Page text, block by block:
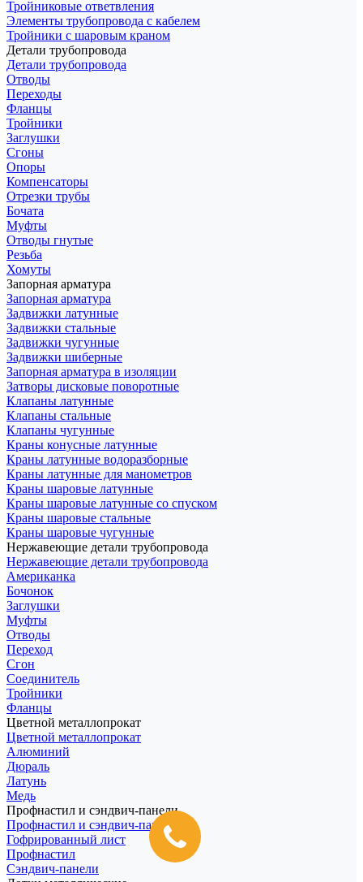
Тройниковые ответвления
Элементы трубопровода с кабелем
Тройники с шаровым краном
Детали трубопровода
Детали трубопровода
Отводы
Переходы
Фланцы
Тройники
Заглушки
Сгоны
Опоры
Компенсаторы
Отрезки трубы
Бочата
Муфты
Отводы гнутые
Резьба
Хомуты
Запорная арматура
Запорная арматура
Задвижки латунные
Задвижки стальные
Задвижки чугунные
Задвижки шиберные
Запорная арматура в изоляции
Затворы дисковые поворотные
Клапаны латунные
Клапаны стальные
Клапаны чугунные
Краны конусные латунные
Краны латунные водоразборные
Краны латунные для манометров
Краны шаровые латунные
Краны шаровые латунные со спуском
Краны шаровые стальные
Краны шаровые чугунные
Нержавеющие детали трубопровода
Нержавеющие детали трубопровода
Американка
Бочонок
Заглушки
Муфты
Отводы
Переход
Сгон
Соединитель
Тройники
Фланцы
Цветной металлопрокат
Цветной металлопрокат
Алюминий
Дюраль
Латунь
Медь
Профнастил и сэндвич-панели
Профнастил и сэндвич-панели
Гофрированный лист
Профнастил
Сэндвич-панели